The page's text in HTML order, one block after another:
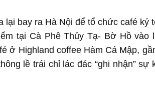
bay ra Hà Nội để tổ chức café ký
tại Cà Phê Thủy Tạ- Bờ Hồ vào
ở Highland coffee Hàm Cá Mập,
lề trái chỉ lác đác “ghi nhận” sự